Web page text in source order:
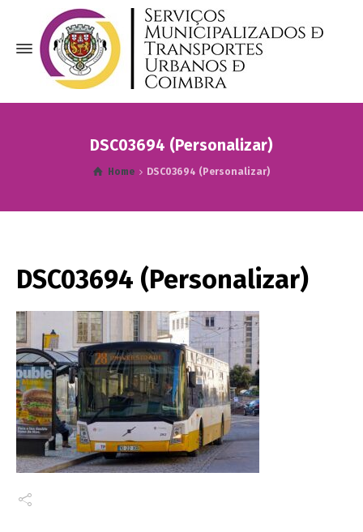
DSC03694 (Personalizar)
Home DSC03694 (Personalizar)
DSC03694 (Personalizar)